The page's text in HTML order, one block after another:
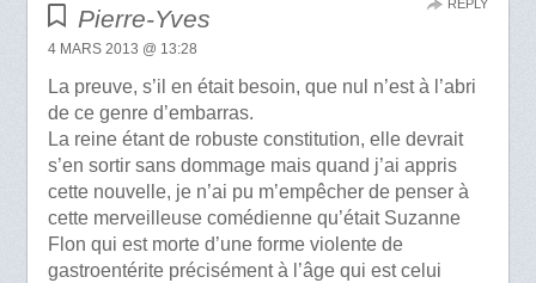
Pierre-Yves
4 MARS 2013 @ 13:28
La preuve, s’il en était besoin, que nul n’est à l’abri
de ce genre d’embarras.
La reine étant de robuste constitution, elle devrait
s’en sortir sans dommage mais quand j’ai appris
cette nouvelle, je n’ai pu m’empêcher de penser à
cette merveilleuse comédienne qu’était Suzanne
Flon qui est morte d’une forme violente de
gastroentérite précisément à l’âge qui est celui
REPLY